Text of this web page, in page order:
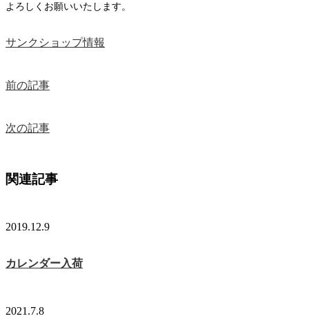
よろしくお願いいたします。
サンクショップ情報
前の記事
次の記事
関連記事
2019.12.9
カレンダー入荷
2021.7.8